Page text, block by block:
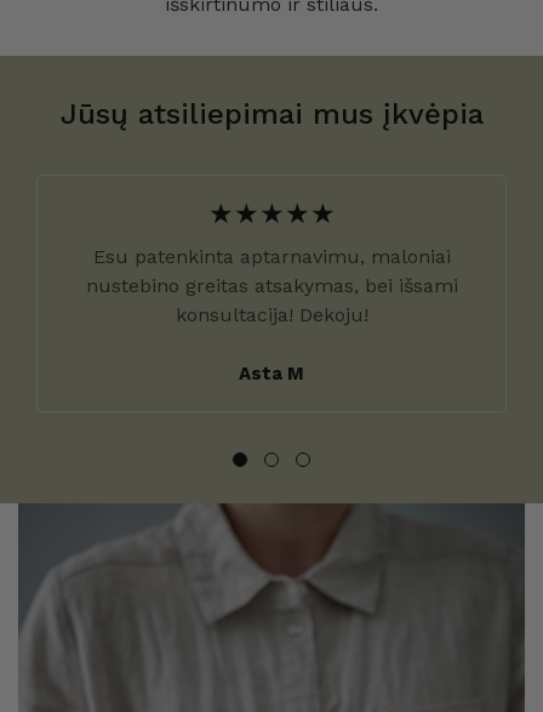
Jūsų atsiliepimai mus įkvėpia
Esu patenkinta aptarnavimu, maloniai
nustebino greitas atsakymas, bei išsami
konsultacija! Dekoju!
Asta M